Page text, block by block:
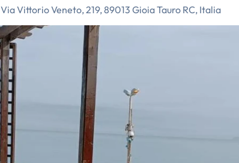
Via Vittorio Veneto, 219, 89013 Gioia Tauro RC, Italia